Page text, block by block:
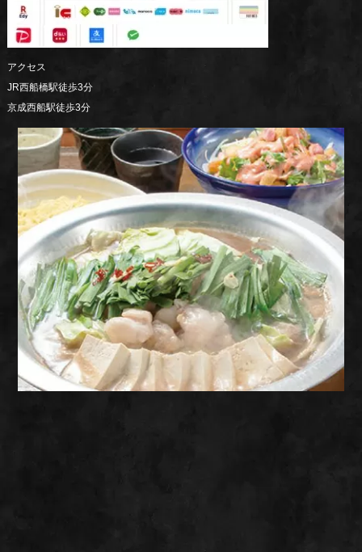
アクセス
JR西船橋駅徒歩3分
京成西船駅徒歩3分